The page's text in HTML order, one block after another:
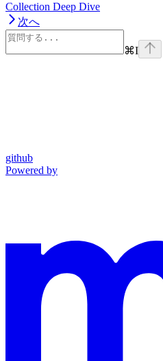
Collection Deep Dive
次へ
⌘I
github
Powered by